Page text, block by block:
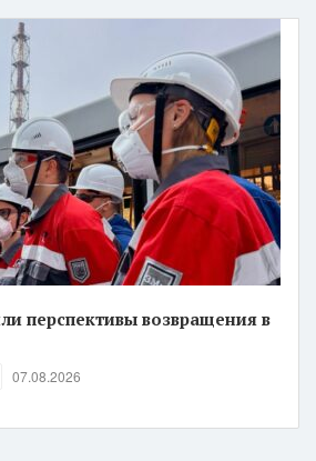
перспективы возвращения в
07.08.2026